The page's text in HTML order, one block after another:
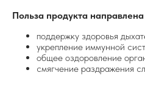
Польза продукта
поддержку здоровья
укрепление иммунной
общее оздоровление
смягчение раздражения